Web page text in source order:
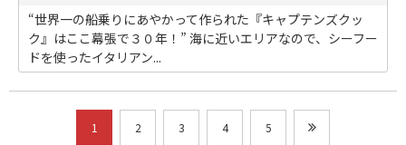
“世界一の船乗りにあやかって作られた『キャプテンズクッ
ク』はここ幕張で３０年！” 海に近いエリアなので、シーフー
ドを使ったイタリアン...
1 2 3 4 5